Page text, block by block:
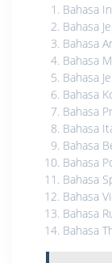
Bahasa
Bahasa
Bahasa
Bahasa
Bahasa
Bahasa
Bahasa
Bahasa
Bahasa
Bahasa
Bahasa
Bahasa
Bahasa
Bahasa